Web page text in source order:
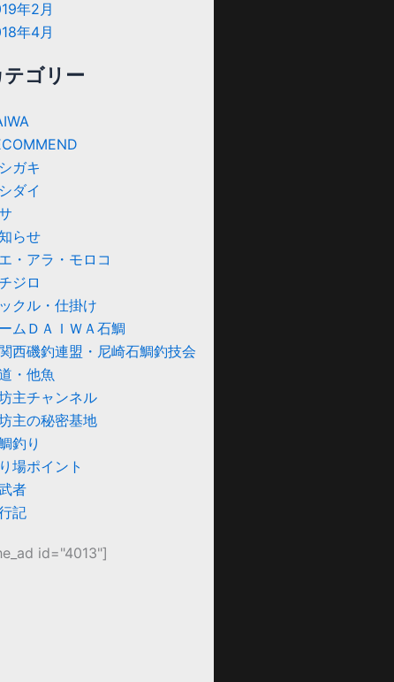
年2月
年4月
テゴリー
ガキ
ダイ
らせ
・アラ・モロコ
ジロ
クル・仕掛け
ムＤＡＩＷＡ石鯛
西磯釣連盟・尼崎石鯛釣技会
・他魚
主チャンネル
主の秘密基地
釣り
場ポイント
者
記
id="4013"]